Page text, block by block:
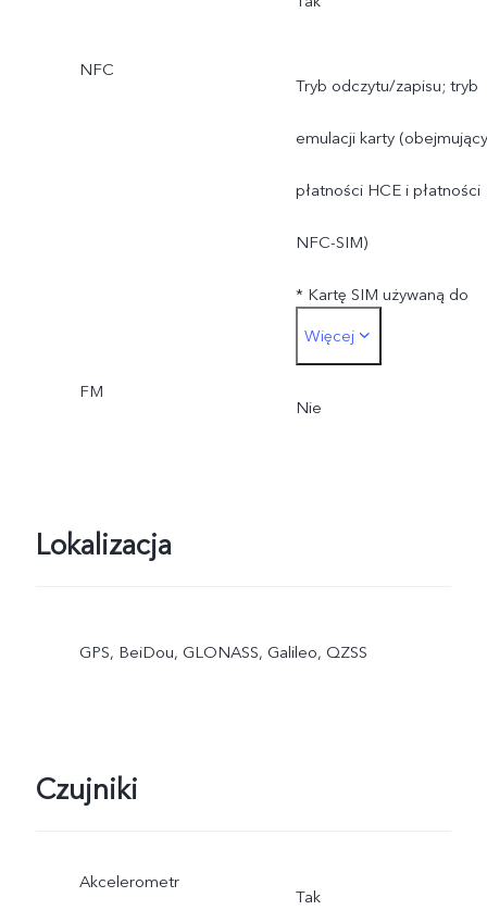
NFC
Tryb odczytu/zapisu; tryb
emulacji karty (obejmujący
płatności HCE i płatności
NFC-SIM)
* Kartę SIM używaną do
płatności można włożyć
tylko do gniazda karty SIM
Więcej
FM
Nie
Lokalizacja
GPS, BeiDou, GLONASS, Galileo, QZSS
Czujniki
Akcelerometr
Tak